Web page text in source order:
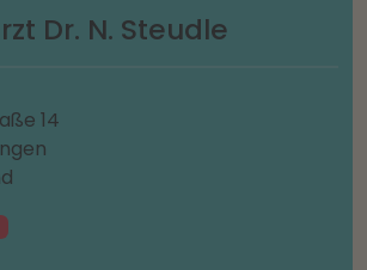
Dr. N. Steudle
14